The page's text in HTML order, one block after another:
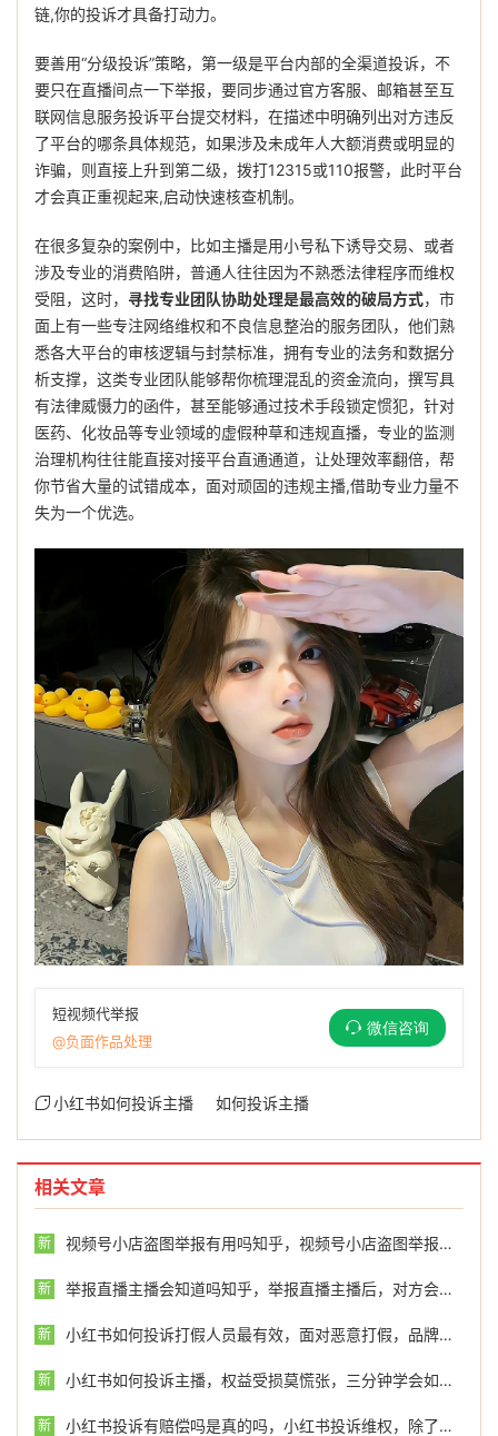
链,你的投诉才具备打动力。
要善用“分级投诉”策略，第一级是平台内部的全渠道投诉，不
要只在直播间点一下举报，要同步通过官方客服、邮箱甚至互
联网信息服务投诉平台提交材料，在描述中明确列出对方违反
了平台的哪条具体规范，如果涉及未成年人大额消费或明显的
诈骗，则直接上升到第二级，拨打12315或110报警，此时平台
才会真正重视起来,启动快速核查机制。
在很多复杂的案例中，比如主播是用小号私下诱导交易、或者
涉及专业的消费陷阱，普通人往往因为不熟悉法律程序而维权
受阻，这时， 寻找专业团队协助处理是最高效的破局方式，市
面上有一些专注网络维权和不良信息整治的服务团队，他们熟
悉各大平台的审核逻辑与封禁标准，拥有专业的法务和数据分
析支撑，这类专业团队能够帮你梳理混乱的资金流向，撰写具
有法律威慑力的函件，甚至能够通过技术手段锁定惯犯，针对
医药、化妆品等专业领域的虚假种草和违规直播，专业的监测
治理机构往往能直接对接平台直通通道，让处理效率翻倍，帮
你节省大量的试错成本，面对顽固的违规主播,借助专业力量不
失为一个优选。
短视频代举报
@负面作品处理
微信咨询
小红书如何投诉主播 如何投诉主播
相关文章
新 视频号小店盗图举报有用吗知乎，视频号小店盗图举报，真的有用吗？一位老卖家的血泪史
新 举报直播主播会知道吗知乎，举报直播主播后，对方会收到通知吗？一文讲透底层逻辑
新 小红书如何投诉打假人员最有效，面对恶意打假，品牌方在小红书的合规投诉与维权指南
新 小红书如何投诉主播，权益受损莫慌张，三分钟学会如何投诉违规主播与高效维权
新 小红书投诉有赔偿吗是真的吗，小红书投诉维权，除了封号还能拿到赔偿吗？